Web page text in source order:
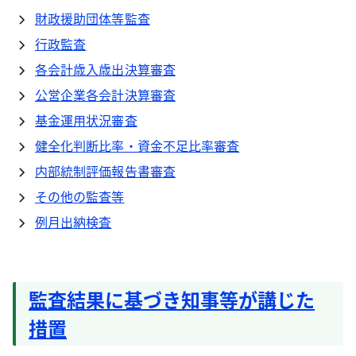
財政援助団体等監査
行政監査
各会計歳入歳出決算審査
公営企業各会計決算審査
基金運用状況審査
健全化判断比率・資金不足比率審査
内部統制評価報告書審査
その他の監査等
例月出納検査
監査結果に基づき知事等が講じた
措置